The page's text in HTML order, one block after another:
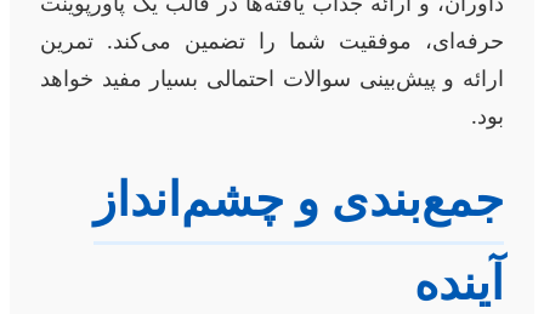
حرفه‌ای، موفقیت شما را تضمین می‌کند. تمرین
ارائه و پیش‌بینی سوالات احتمالی بسیار مفید خواهد
بود.
جمع‌بندی و چشم‌انداز
آینده